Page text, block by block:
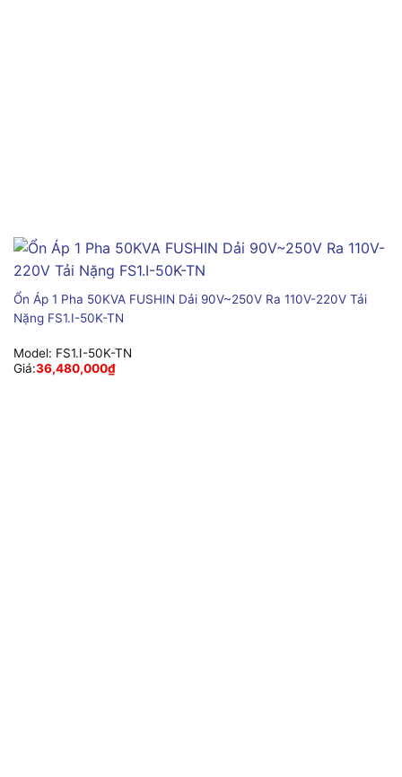
Ổn Áp 1 Pha 50KVA FUSHIN Dải 90V~250V Ra 110V-220V Tải
Nặng FS1.I-50K-TN
Model: FS1.I-50K-TN
Giá:36,480,000₫